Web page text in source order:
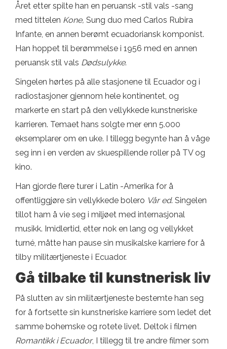
Året etter spilte han en peruansk -stil vals -sang
med tittelen Kone, Sung duo med Carlos Rubira
Infante, en annen berømt ecuadoriansk komponist.
Han hoppet til berømmelse i 1956 med en annen
peruansk stil vals Dødsulykke.
Singelen hørtes på alle stasjonene til Ecuador og i
radiostasjoner gjennom hele kontinentet, og
markerte en start på den vellykkede kunstneriske
karrieren. Temaet hans solgte mer enn 5.000
eksemplarer om en uke. I tillegg begynte han å våge
seg inn i en verden av skuespillende roller på TV og
kino.
Han gjorde flere turer i Latin -Amerika for å
offentliggjøre sin vellykkede bolero Vår ed. Singelen
tillot ham å vie seg i miljøet med internasjonal
musikk. Imidlertid, etter nok en lang og vellykket
turné, måtte han pause sin musikalske karriere for å
tilby militærtjeneste i Ecuador.
Gå tilbake til kunstnerisk liv
På slutten av sin militærtjeneste bestemte han seg
for å fortsette sin kunstneriske karriere som ledet det
samme bohemske og rotete livet. Deltok i filmen
Romantikk i Ecuador, I tillegg til tre andre filmer som